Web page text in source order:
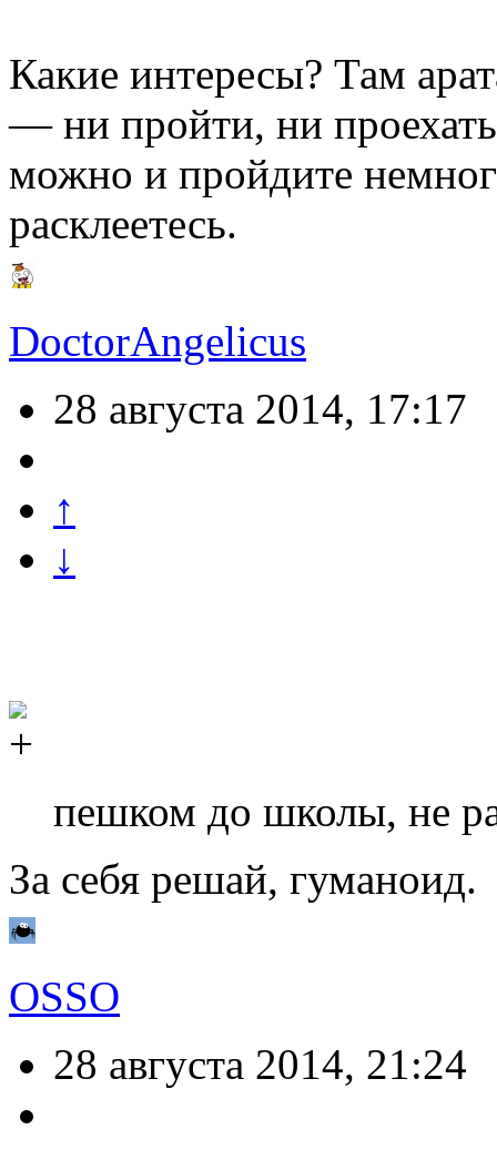
Какие интересы? Там
— ни пройти, ни
можно и пройдите
расклеетесь.
DoctorAngelicus
28 августа 2014, 17:17
↑
↓
пешком до школы, не
За себя решай, гуманоид.
OSSO
28 августа 2014, 21:24